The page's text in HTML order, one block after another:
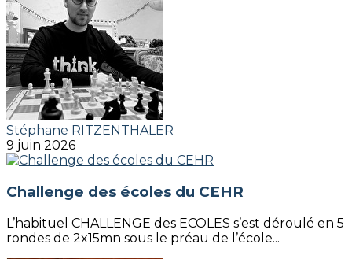
Stéphane RITZENTHALER
9 juin 2026
Challenge des écoles du CEHR
L’habituel CHALLENGE des ECOLES s’est déroulé en 5
rondes de 2x15mn sous le préau de l’école...